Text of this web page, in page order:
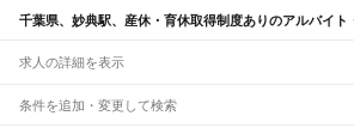
千葉県、妙典駅、産休・育休取得制度ありのアルバイト
求人の詳細を表示
条件を追加・変更して検索